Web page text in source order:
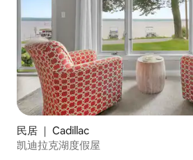
民居 ｜ Cadillac
凯迪拉克湖度假屋